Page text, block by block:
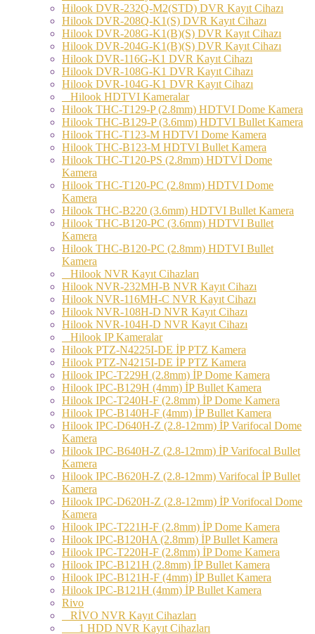
Hilook DVR-232Q-M2(STD) DVR Kayıt Cihazı
Hilook DVR-208Q-K1(S) DVR Kayıt Cihazı
Hilook DVR-208G-K1(B)(S) DVR Kayıt Cihazı
Hilook DVR-204G-K1(B)(S) DVR Kayıt Cihazı
Hilook DVR-116G-K1 DVR Kayıt Cihazı
Hilook DVR-108G-K1 DVR Kayıt Cihazı
Hilook DVR-104G-K1 DVR Kayıt Cihazı
Hilook HDTVI Kameralar
Hilook THC-T129-P (2.8mm) HDTVI Dome Kamera
Hilook THC-B129-P (3.6mm) HDTVI Bullet Kamera
Hilook THC-T123-M HDTVI Dome Kamera
Hilook THC-B123-M HDTVI Bullet Kamera
Hilook THC-T120-PS (2.8mm) HDTVİ Dome
Kamera
Hilook THC-T120-PC (2.8mm) HDTVI Dome
Kamera
Hilook THC-B220 (3.6mm) HDTVI Bullet Kamera
Hilook THC-B120-PC (3.6mm) HDTVI Bullet
Kamera
Hilook THC-B120-PC (2.8mm) HDTVI Bullet
Kamera
Hilook NVR Kayıt Cihazları
Hilook NVR-232MH-B NVR Kayıt Cihazı
Hilook NVR-116MH-C NVR Kayıt Cihazı
Hilook NVR-108H-D NVR Kayıt Cihazı
Hilook NVR-104H-D NVR Kayıt Cihazı
Hilook IP Kameralar
Hilook PTZ-N4225I-DE İP PTZ Kamera
Hilook PTZ-N4215I-DE İP PTZ Kamera
Hilook IPC-T229H (2.8mm) İP Dome Kamera
Hilook IPC-B129H (4mm) İP Bullet Kamera
Hilook IPC-T240H-F (2.8mm) İP Dome Kamera
Hilook IPC-B140H-F (4mm) İP Bullet Kamera
Hilook IPC-D640H-Z (2.8-12mm) İP Varifocal Dome
Kamera
Hilook IPC-B640H-Z (2.8-12mm) İP Varifocal Bullet
Kamera
Hilook IPC-B620H-Z (2.8-12mm) Varifocal İP Bullet
Kamera
Hilook IPC-D620H-Z (2.8-12mm) İP Vorifocal Dome
Kamera
Hilook IPC-T221H-F (2.8mm) İP Dome Kamera
Hilook IPC-B120HA (2.8mm) İP Bullet Kamera
Hilook IPC-T220H-F (2.8mm) İP Dome Kamera
Hilook IPC-B121H (2.8mm) İP Bullet Kamera
Hilook IPC-B121H-F (4mm) İP Bullet Kamera
Hilook IPC-B121H (4mm) İP Bullet Kamera
Rivo
RİVO NVR Kayıt Cihazları
1 HDD NVR Kayıt Cihazları